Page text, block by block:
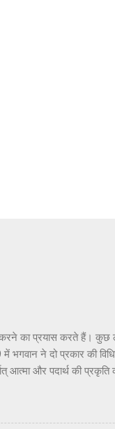
करने का प्रयास करते हैं।
ने दो प्रकार की
आत्मा और पदार्थ की प्रकृति
या कृष्णभावनामृत के
श्लोक में यही सिद्धांत